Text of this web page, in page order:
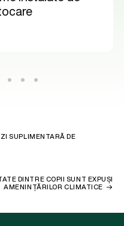
SUPLIMENTARĂ DE
DINTRE COPII SUNT EXPUȘI
AMENINȚĂRILOR CLIMATICE